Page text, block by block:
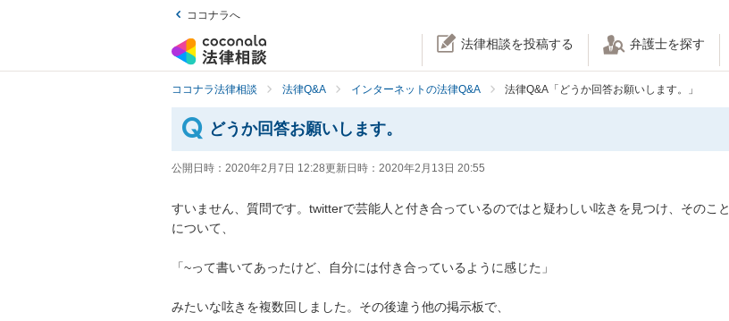
ココナラへ
法律相談を投稿する 弁護士を探す
ココナラ法律相談 法律Q&A インターネットの法律Q&A 法律Q&A「どうか回答お願いします。」
どうか回答お願いします。
公開日時： 2020年2月7日 12:28更新日時： 2020年2月13日 20:55
すいません、質問です。twitterで芸能人と付き合っているのではと疑わしい呟きを見つけ、そのこと
について、
「~って書いてあったけど、自分には付き合っているように感じた」
みたいな呟きを複数回しました。その後違う他の掲示板で、